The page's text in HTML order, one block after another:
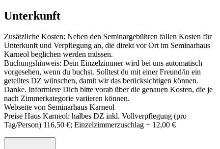
Unterkunft
Zusätzliche Kosten: Neben den Seminargebühren fallen Kosten für
Unterkunft und Verpflegung an, die direkt vor Ort im Seminarhaus
Karneol beglichen werden müssen.
Buchungshinweis: Dein Einzelzimmer wird bei uns automatisch
vorgesehen, wenn du buchst. Solltest du mit einer Freund/in ein
geteiltes DZ wünschen, damit wir das berücksichtigen können.
Danke. Informiere Dich bitte vorab über die genauen Kosten, die je
nach Zimmerkategorie variieren können.
Webseite von Seminarhaus Karneol
Preise Haus Karneol: halbes DZ inkl. Vollverpflegung (pro
Tag/Person) 116,50 €; Einzelzimmerzuschlag + 12,00 €